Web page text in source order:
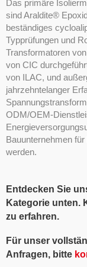
Das primäre
sind Araldite®
beständiges
Typprüfungen und
Transformatoren
von CIC
von ILAC, und
jahrzehntelanger
ODM/OEM-
Bauunternehmen
werden.
Entdecken Sie
Kategorie unten.
zu erfahren.
Für unser
Anfragen, bitte